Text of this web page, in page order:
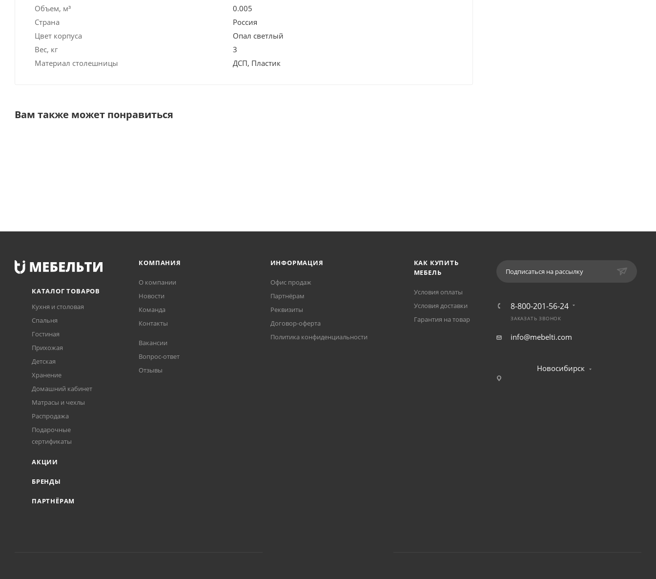
Объем, м³
0.005
Страна
Россия
Цвет корпуса
Опал светлый
Вес, кг
3
Материал столешницы
ДСП, Пластик
Вам также может понравиться
КАТАЛОГ ТОВАРОВ
Кухня и столовая
Спальня
Гостиная
Прихожая
Детская
Хранение
Домашний кабинет
Матрасы и чехлы
Распродажа
Подарочные
сертификаты
АКЦИИ
БРЕНДЫ
ПАРТНЁРАМ
КОМПАНИЯ
О компании
Новости
Команда
Контакты
Вакансии
Вопрос-ответ
Отзывы
ИНФОРМАЦИЯ
Офис продаж
Партнёрам
Реквизиты
Договор-оферта
Политика конфиденциальности
КАК КУПИТЬ
МЕБЕЛЬ
Условия оплаты
Условия доставки
Гарантия на товар
Подписаться на рассылку
8-800-201-56-24
ЗАКАЗАТЬ ЗВОНОК
info@mebelti.com
Новосибирск